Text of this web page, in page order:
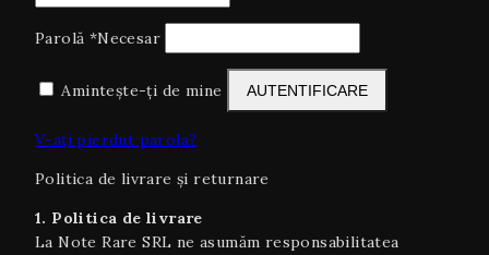
Parolă *Necesar
Amintește-ți de mine AUTENTIFICARE
V-ați pierdut parola?
Politica de livrare și returnare
1. Politica de livrare
La Note Rare SRL ne asumăm responsabilitatea